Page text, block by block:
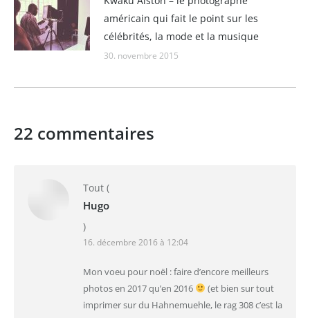
américain qui fait le point sur les
célébrités, la mode et la musique
30. novembre 2015
22 commentaires
Tout (
Hugo
)
16. décembre 2016 à 12:04
Mon voeu pour noël : faire d’encore meilleurs
photos en 2017 qu’en 2016
(et bien sur tout
imprimer sur du Hahnemuehle, le rag 308 c’est la